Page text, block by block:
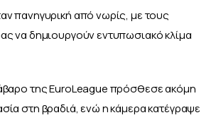
πανηγυρική από νωρίς, με τους
να δημιουργούν εντυπωσιακό κλίμα
της EuroLeague πρόσθεσε ακόμη
στη βραδιά, ενώ η κάμερα κατέγραψε